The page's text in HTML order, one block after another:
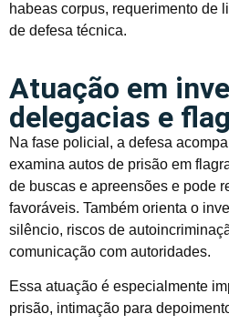
habeas corpus, requerimento de
de defesa técnica.
Atuação em
delegacias e
Na fase policial, a defesa
examina autos de prisão em
de buscas e apreensões e pode
favoráveis. Também orienta o
silêncio, riscos de
comunicação com autoridades.
Essa atuação é especialmente
prisão, intimação para